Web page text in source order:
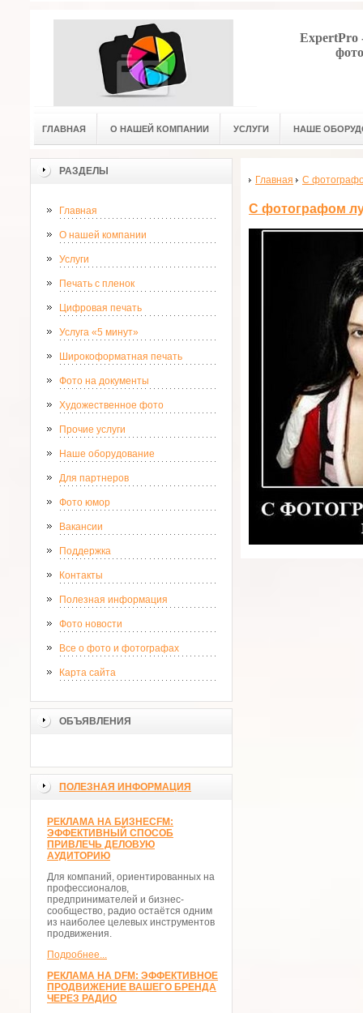
ExpertPro
ГЛАВНАЯ О НАШЕЙ КОМПАНИИ УСЛУГИ НАШЕ
РАЗДЕЛЫ
Главная
О нашей компании
Услуги
Печать с пленок
Цифровая печать
Услуга «5 минут»
Широкоформатная печать
Фото на документы
Художественное фото
Прочие услуги
Наше оборудование
Для партнеров
Фото юмор
Вакансии
Поддержка
Контакты
Полезная информация
Фото новости
Все о фото и фотографах
Карта сайта
ОБЪЯВЛЕНИЯ
ПОЛЕЗНАЯ ИНФОРМАЦИЯ
РЕКЛАМА НА БИЗНЕСFM:
ЭФФЕКТИВНЫЙ СПОСОБ
ПРИВЛЕЧЬ ДЕЛОВУЮ
АУДИТОРИЮ
Для компаний, ориентированных на
профессионалов,
предпринимателей и бизнес-
сообщество, радио остаётся одним
из наиболее целевых инструментов
продвижения.
Подробнее...
РЕКЛАМА НА DFM: ЭФФЕКТИВНОЕ
ПРОДВИЖЕНИЕ ВАШЕГО БРЕНДА
ЧЕРЕЗ РАДИО
Главная С
С фотографом